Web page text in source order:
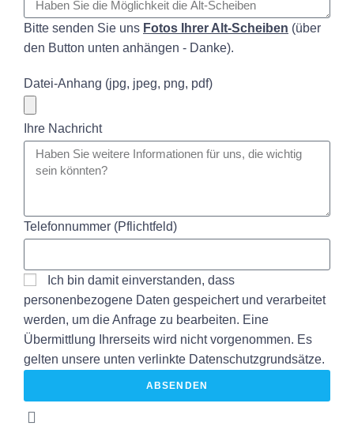
Bitte senden Sie uns Fotos Ihrer Alt-Scheiben (über
den Button unten anhängen - Danke).
Datei-Anhang (jpg, jpeg, png, pdf)
Ihre Nachricht
Telefonnummer (Pflichtfeld)
Ich bin damit einverstanden, dass
personenbezogene Daten gespeichert und verarbeitet
werden, um die Anfrage zu bearbeiten. Eine
Übermittlung Ihrerseits wird nicht vorgenommen. Es
gelten unsere unten verlinkte Datenschutzgrundsätze.
ABSENDEN